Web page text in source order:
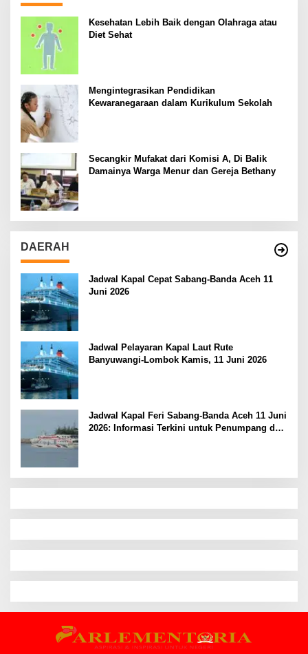
Kesehatan Lebih Baik dengan Olahraga atau
Diet Sehat
Mengintegrasikan Pendidikan
Kewaranegaraan dalam Kurikulum Sekolah
Secangkir Mufakat dari Komisi A, Di Balik
Damainya Warga Menur dan Gereja Bethany
DAERAH
Jadwal Kapal Cepat Sabang-Banda Aceh 11
Juni 2026
Jadwal Pelayaran Kapal Laut Rute
Banyuwangi-Lombok Kamis, 11 Juni 2026
Jadwal Kapal Feri Sabang-Banda Aceh 11 Juni
2026: Informasi Terkini untuk Penumpang dan